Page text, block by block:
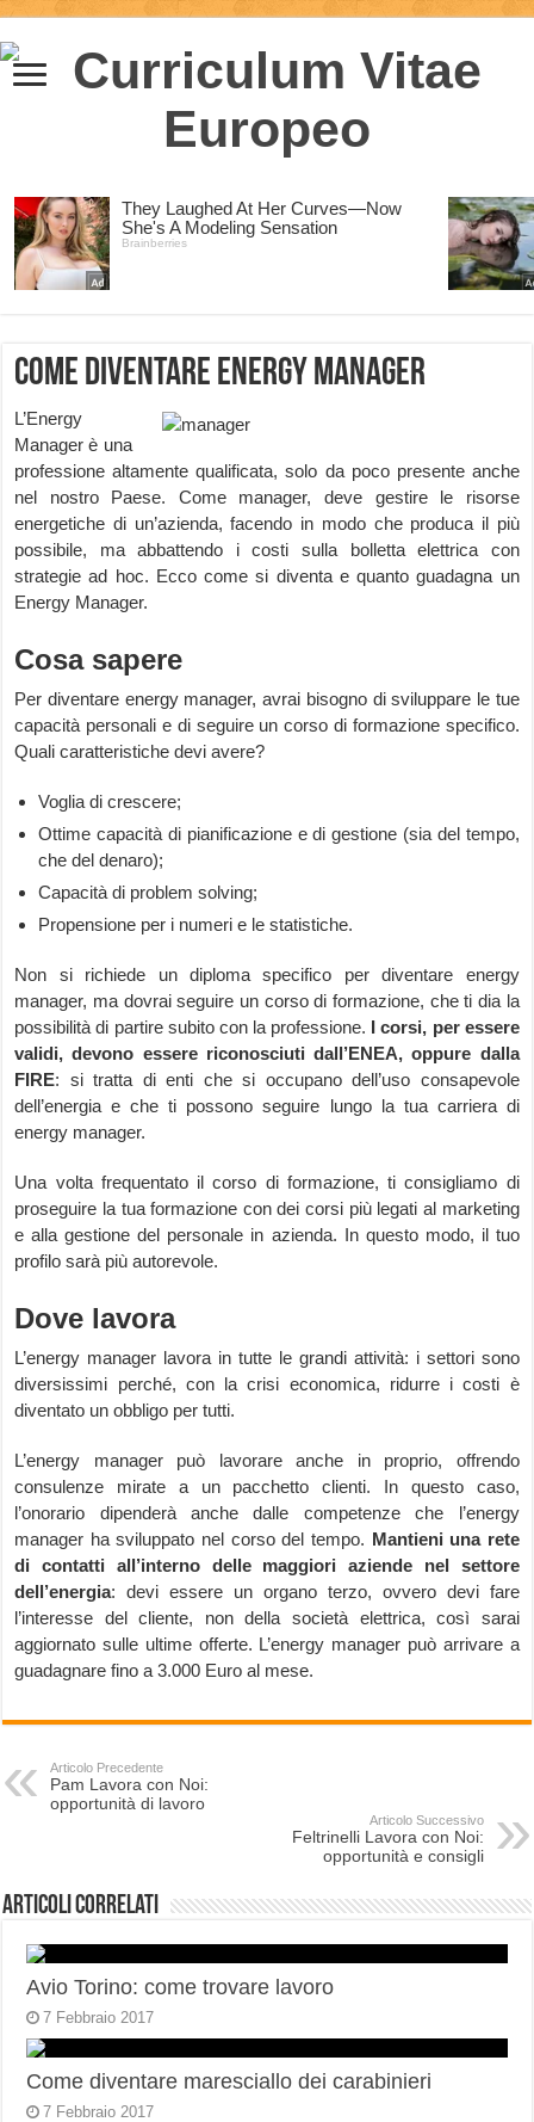
Come diventare Energy Manager
L’Energy
Manager è una
professione altamente qualificata, solo da poco presente anche
nel nostro Paese. Come manager, deve gestire le risorse
energetiche di un’azienda, facendo in modo che produca il più
possibile, ma abbattendo i costi sulla bolletta elettrica con
strategie ad hoc. Ecco come si diventa e quanto guadagna un
Energy Manager.
Cosa sapere
Per diventare energy manager, avrai bisogno di sviluppare le tue
capacità personali e di seguire un corso di formazione specifico.
Quali caratteristiche devi avere?
Voglia di crescere;
Ottime capacità di pianificazione e di gestione (sia del tempo,
che del denaro);
Capacità di problem solving;
Propensione per i numeri e le statistiche.
Non si richiede un diploma specifico per diventare energy
manager, ma dovrai seguire un corso di formazione, che ti dia la
possibilità di partire subito con la professione. I corsi, per essere
validi, devono essere riconosciuti dall’ENEA, oppure dalla
FIRE: si tratta di enti che si occupano dell’uso consapevole
dell’energia e che ti possono seguire lungo la tua carriera di
energy manager.
Una volta frequentato il corso di formazione, ti consigliamo di
proseguire la tua formazione con dei corsi più legati al marketing
e alla gestione del personale in azienda. In questo modo, il tuo
profilo sarà più autorevole.
Dove lavora
L’energy manager lavora in tutte le grandi attività: i settori sono
diversissimi perché, con la crisi economica, ridurre i costi è
diventato un obbligo per tutti.
L’energy manager può lavorare anche in proprio, offrendo
consulenze mirate a un pacchetto clienti. In questo caso,
l’onorario dipenderà anche dalle competenze che l’energy
manager ha sviluppato nel corso del tempo. Mantieni una rete
di contatti all’interno delle maggiori aziende nel settore
dell’energia: devi essere un organo terzo, ovvero devi fare
l’interesse del cliente, non della società elettrica, così sarai
aggiornato sulle ultime offerte. L’energy manager può arrivare a
guadagnare fino a 3.000 Euro al mese.
Articolo Precedente
Pam Lavora con Noi:
opportunità di lavoro
Articolo Successivo
Feltrinelli Lavora con Noi:
opportunità e consigli
Articoli correlati
Avio Torino: come trovare lavoro
7 Febbraio 2017
Come diventare maresciallo dei carabinieri
7 Febbraio 2017